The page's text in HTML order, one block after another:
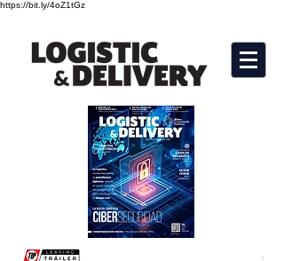
https://bit.ly/4oZ1tGz